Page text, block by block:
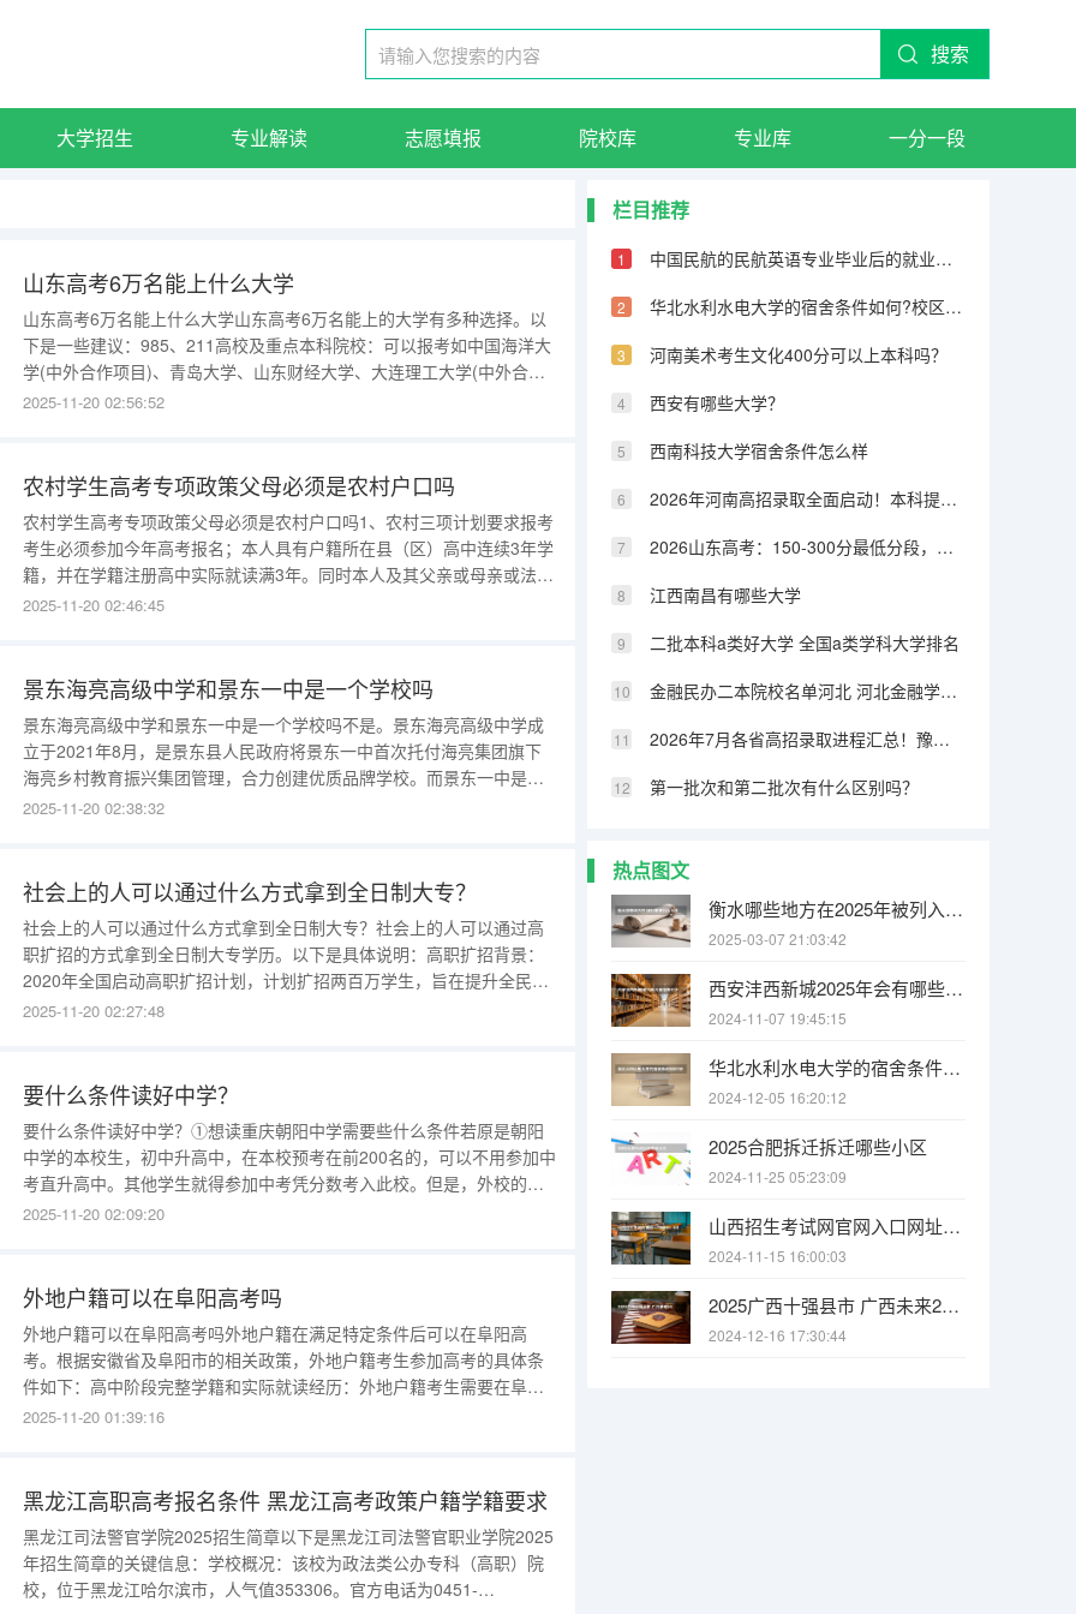
搜索
大学招生 专业解读 志愿填报 院校库 专业库 一分一段
山东高考6万名能上什么大学
山东高考6万名能上什么大学山东高考6万名能上的大学有多种选择。以
下是一些建议：985、211高校及重点本科院校：可以报考如中国海洋大
学(中外合作项目)、青岛大学、山东财经大学、大连理工大学(中外合
作)、湖南大学、东北林业大学、延边大学等高校。这些学校拥有较高的
2025-11-20 02:56:52
农村学生高考专项政策父母必须是农村户口吗
农村学生高考专项政策父母必须是农村户口吗1、农村三项计划要求报考
考生必须参加今年高考报名；本人具有户籍所在县（区）高中连续3年学
籍，并在学籍注册高中实际就读满3年。同时本人及其父亲或母亲或法定
监护人需具有对应计划实施范围区域规定的连续3年以上户籍。2、具体
2025-11-20 02:46:45
景东海亮高级中学和景东一中是一个学校吗
景东海亮高级中学和景东一中是一个学校吗不是。景东海亮高级中学成
立于2021年8月，是景东县人民政府将景东一中首次托付海亮集团旗下
海亮乡村教育振兴集团管理，合力创建优质品牌学校。而景东一中是景
东彝族自治县第一中学位于景东县城西北郊的古卫城遗址内。创建于
2025-11-20 02:38:32
社会上的人可以通过什么方式拿到全日制大专？
社会上的人可以通过什么方式拿到全日制大专？社会上的人可以通过高
职扩招的方式拿到全日制大专学历。以下是具体说明：高职扩招背景：
2020年全国启动高职扩招计划，计划扩招两百万学生，旨在提升全民学
历水平，推动全日制学历教育的普及。例如，山东省在报名入口开启两
2025-11-20 02:27:48
要什么条件读好中学？
要什么条件读好中学？①想读重庆朝阳中学需要些什么条件若原是朝阳
中学的本校生，初中升高中，在本校预考在前200名的，可以不用参加中
考直升高中。其他学生就得参加中考凭分数考入此校。但是，外校的成
绩优异的学生也可以通过学校招办获取报送名额就读此校。重庆市朝阳
2025-11-20 02:09:20
外地户籍可以在阜阳高考吗
外地户籍可以在阜阳高考吗外地户籍在满足特定条件后可以在阜阳高
考。根据安徽省及阜阳市的相关政策，外地户籍考生参加高考的具体条
件如下：高中阶段完整学籍和实际就读经历：外地户籍考生需要在阜阳
市的高中学校拥有完整的学籍，并且实际在该校就读，这是最基本的条
2025-11-20 01:39:16
黑龙江高职高考报名条件 黑龙江高考政策户籍学籍要求
黑龙江司法警官学院2025招生简章以下是黑龙江司法警官职业学院2025
年招生简章的关键信息：学校概况：该校为政法类公办专科（高职）院
校，位于黑龙江哈尔滨市，人气值353306。官方电话为0451-
栏目推荐
中国民航的民航英语专业毕业后的就业方向有哪些
华北水利水电大学的宿舍条件如何?校区内有哪些生活设施?
河南美术考生文化400分可以上本科吗？
西安有哪些大学？
西南科技大学宿舍条件怎么样
2026年河南高招录取全面启动！本科提前批7月11日投档，7月13日首次征集志愿
2026山东高考：150-300分最低分段，如何确保有学上
江西南昌有哪些大学
二批本科a类好大学 全国a类学科大学排名
金融民办二本院校名单河北 河北金融学院是一本还是二本大学
2026年7月各省高招录取进程汇总！豫苏浙鲁录取时间表一览
第一批次和第二批次有什么区别吗？
热点图文
衡水哪些地方在2025年被列入拆迁规划之中
2025-03-07 21:03:42
西安沣西新城2025年会有哪些村子要拆迁
2024-11-07 19:45:15
华北水利水电大学的宿舍条件如何?校区内有哪些生活设施?
2024-12-05 16:20:12
2025合肥拆迁拆迁哪些小区
2024-11-25 05:23:09
山西招生考试网官网入口网址：http://www.sxkszx.cn/ 全国2024年各地区成人高考报名时间及入口
2024-11-15 16:00:03
2025广西十强县市 广西未来2025重点发展的城市
2024-12-16 17:30:44